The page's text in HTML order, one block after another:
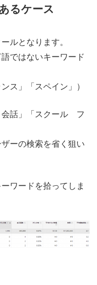
るケース
ルとなります。
ではないキーワード
ス」「スペイン」）
話」「スクール フ
ーの検索を省く狙い
ワードを拾ってしま